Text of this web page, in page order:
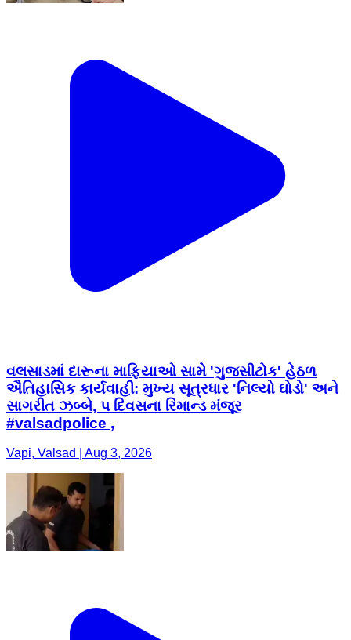
વલસાડમાં દારૂના માફિયાઓ સામે 'ગુજસીટોક' હેઠળ
ઐતિહાસિક કાર્યવાહી: મુખ્ય સૂત્રધાર 'નિલ્યો ઘોડો' અને
સાગરીત ઝબ્બે, ૫ દિવસના રિમાન્ડ મંજૂર
#valsadpolice ,
Vapi, Valsad | Aug 3, 2026